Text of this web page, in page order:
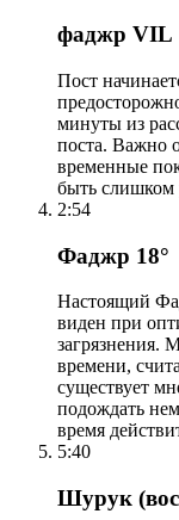
фаджр VIL
Пост
минуты из
поста. Важно
временные
быть слишком
2:54
Фаджр 18°
Настоящий
виден при
загрязнения.
времени,
существует
подождать
время
5:40
Шурук